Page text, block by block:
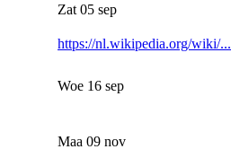
Zat 05 sep
https://nl.wikipedia.org/wiki/...
Woe 16 sep
Maa 09 nov